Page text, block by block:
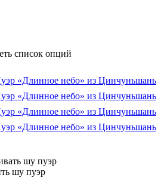
список опций
шу пуэр
шу пуэр